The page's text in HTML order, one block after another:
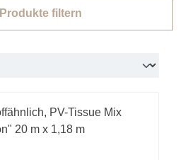
Produkte filtern